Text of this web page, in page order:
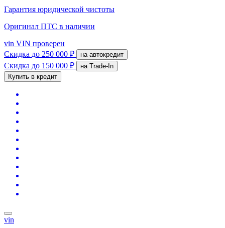
Гарантия юридической чистоты
Оригинал ПТС в наличии
vin VIN проверен
Скидка до 250 000 ₽ на автокредит
Скидка до 150 000 ₽
на Trade-In
Купить в кредит
vin